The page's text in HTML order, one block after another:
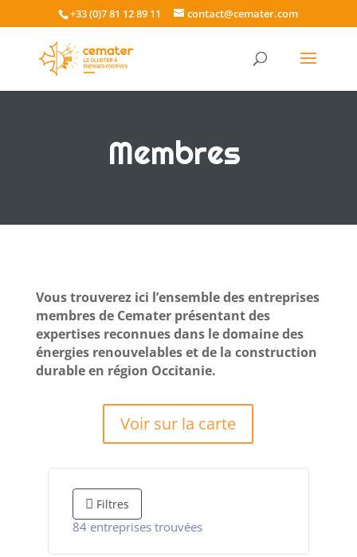
+33 (0)7 81 12 89 11 contact@cemater.com
Membres
Vous trouverez ici l’ensemble des entreprises
membres de Cemater présentant des
expertises reconnues dans le domaine des
énergies renouvelables et de la construction
durable en région Occitanie.
Voir sur la carte
Filtres
84entreprises trouvées